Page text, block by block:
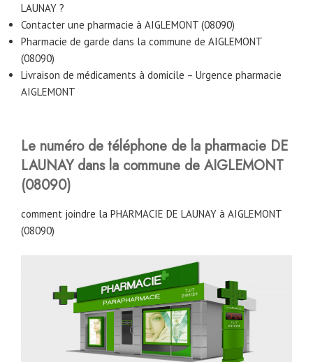
LAUNAY ?
Contacter une pharmacie à AIGLEMONT (08090)
Pharmacie de garde dans la commune de AIGLEMONT
(08090)
Livraison de médicaments à domicile – Urgence pharmacie
AIGLEMONT
Le numéro de téléphone de la pharmacie DE
LAUNAY dans la commune de AIGLEMONT
(08090)
comment joindre la PHARMACIE DE LAUNAY à AIGLEMONT
(08090)